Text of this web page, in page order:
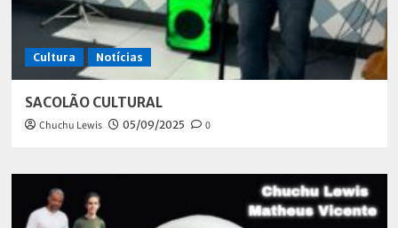
Cultura Notícias
SACOLÃO CULTURAL
Chuchu Lewis 05/09/2025 0